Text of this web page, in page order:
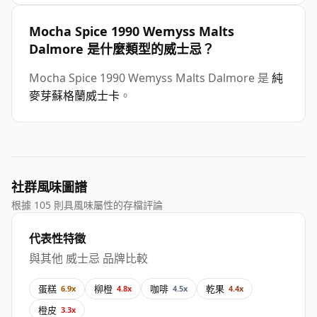
Mocha Spice 1990 Wemyss Malts
Dalmore 是什麼類型的威士忌？
Mocha Spice 1990 Wemyss Malts Dalmore 是 純
麥芽蘇格蘭威士卡 。
社群風味圖譜
根據 105 則具風味屬性的存檔評論
代表性特徵
與其他 威士忌 品牌比較
蛋糕 6.9x 柳橙 4.8x 咖啡 4.5x 乾果 4.4x
橙皮 3.3x